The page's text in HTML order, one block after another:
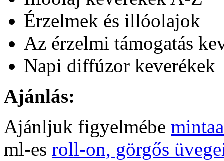
Érzelmek és illóolajok
Az érzelmi támogatás
Napi diffúzor keverékek
Ajánlás:
Ajánljuk figyelmébe
ml-es roll-on, görgős